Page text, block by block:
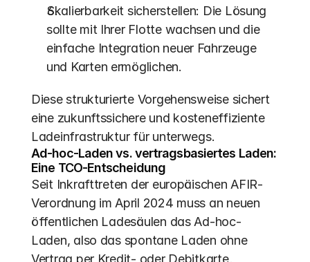
Skalierbarkeit sicherstellen: Die Lösung
sollte mit Ihrer Flotte wachsen und die
einfache Integration neuer Fahrzeuge
und Karten ermöglichen.
Diese strukturierte Vorgehensweise sichert
eine zukunftssichere und kosteneffiziente
Ladeinfrastruktur für unterwegs.
Ad-hoc-Laden vs. vertragsbasiertes Laden:
Eine TCO-Entscheidung
Seit Inkrafttreten der europäischen AFIR-
Verordnung im April 2024 muss an neuen
öffentlichen Ladesäulen das Ad-hoc-
Laden, also das spontane Laden ohne
Vertrag per Kredit- oder Debitkarte,